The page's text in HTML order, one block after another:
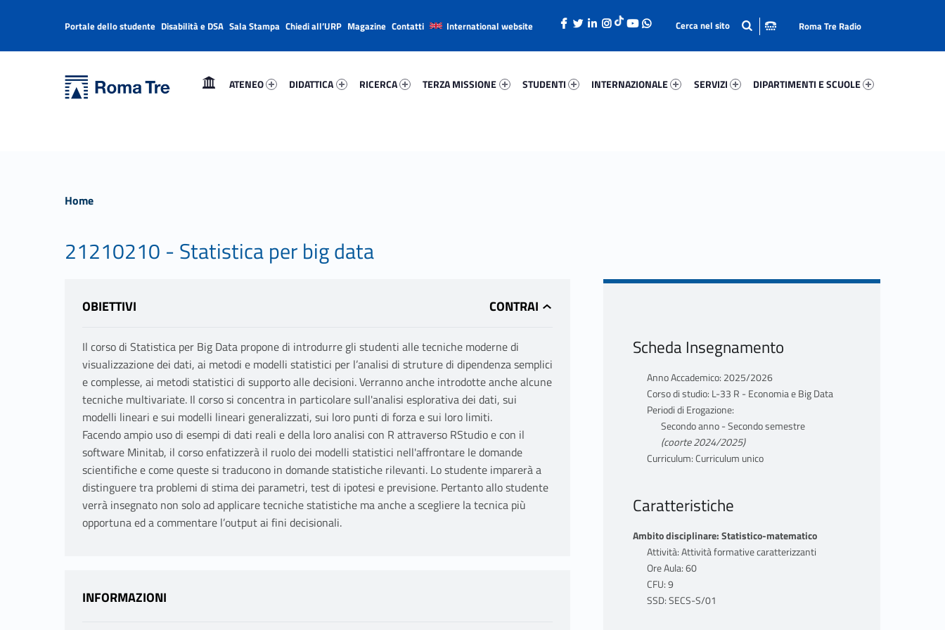
Università Roma Tre
ATENEO
DIDATTICA
RICERCA
TERZA MISSIONE
STUDENTI
INTERNAZIONALE
SERVIZI
DIPARTIMENTI E SCUOLE
Header info sidebar
Portale dello studente Disabilità e DSA Sala Stampa Chiedi all’URP Magazine Contatti International website Roma Tre Radio
Home
21210210 - Statistica per big data
OBIETTIVI
Il corso di Statistica per Big Data propone di introdurre gli studenti alle tecniche moderne di
visualizzazione dei dati, ai metodi e modelli statistici per l’analisi di struture di dipendenza semplici
e complesse, ai metodi statistici di supporto alle decisioni. Verranno anche introdotte anche alcune
tecniche multivariate. Il corso si concentra in particolare sull'analisi esplorativa dei dati, sui
modelli lineari e sui modelli lineari generalizzati, sui loro punti di forza e sui loro limiti.
Facendo ampio uso di esempi di dati reali e della loro analisi con R attraverso RStudio e con il
software Minitab, il corso enfatizzerà il ruolo dei modelli statistici nell'affrontare le domande
scientifiche e come queste si traducono in domande statistiche rilevanti. Lo studente imparerà a
distinguere tra problemi di stima dei parametri, test di ipotesi e previsione. Pertanto allo studente
verrà insegnato non solo ad applicare tecniche statistiche ma anche a scegliere la tecnica più
opportuna ed a commentare l’output ai fini decisionali.
INFORMAZIONI
Scheda Insegnamento
Anno Accademico: 2025/2026
Corso di studio: L-33 R - Economia e Big Data
Periodi di Erogazione:
Secondo anno - Secondo semestre
(coorte 2024/2025)
Curriculum: Curriculum unico
Caratteristiche
Ambito disciplinare: Statistico-matematico
Attività: Attività formative caratterizzanti
Ore Aula: 60
CFU: 9
SSD: SECS-S/01